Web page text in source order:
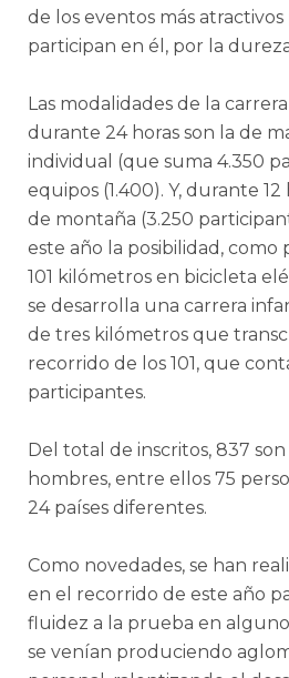
de los eventos más
participan en él, por la
Las modalidades de la
durante 24 horas son la de
individual (que suma 4.350
equipos (1.400). Y, durante
de montaña (3.250
este año la posibilidad, como
101 kilómetros en bicicleta
se desarrolla una carrera
de tres kilómetros que
recorrido de los 101, que
participantes.
Del total de inscritos, 837 son
hombres, entre ellos 75
24 países diferentes.
Como novedades, se han
en el recorrido de este año
fluidez a la prueba en
se venían produciendo